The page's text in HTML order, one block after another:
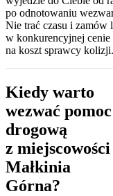
po odnotowaniu
Nie trać czasu i zamów
w konkurencyjnej cenie
na koszt sprawcy kolizji.
Kiedy warto
wezwać pomoc
drogową
z miejscowości
Małkinia
Górna?